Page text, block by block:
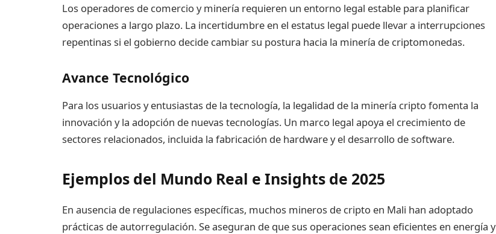
Los operadores de comercio y minería requieren un entorno legal estable para planificar
operaciones a largo plazo. La incertidumbre en el estatus legal puede llevar a interrupciones
repentinas si el gobierno decide cambiar su postura hacia la minería de criptomonedas.
Avance Tecnológico
Para los usuarios y entusiastas de la tecnología, la legalidad de la minería cripto fomenta la
innovación y la adopción de nuevas tecnologías. Un marco legal apoya el crecimiento de
sectores relacionados, incluida la fabricación de hardware y el desarrollo de software.
Ejemplos del Mundo Real e Insights de 2025
En ausencia de regulaciones específicas, muchos mineros de cripto en Mali han adoptado
prácticas de autorregulación. Se aseguran de que sus operaciones sean eficientes en energía y